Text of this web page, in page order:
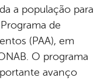
a população para
de
(PAA), em
O programa
avanço